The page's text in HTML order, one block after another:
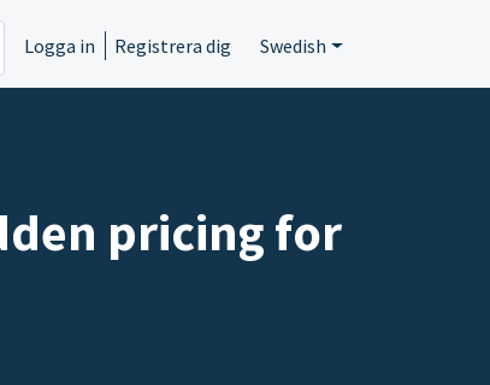
Logga in Registrera dig Swedish
pricing for